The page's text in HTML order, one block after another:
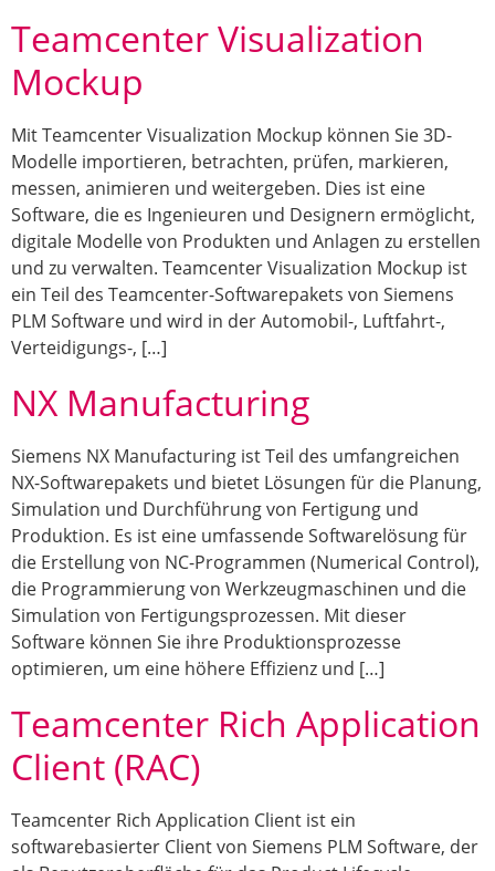
Teamcenter Visualization
Mockup
Mit Teamcenter Visualization Mockup können Sie 3D-
Modelle importieren, betrachten, prüfen, markieren,
messen, animieren und weitergeben. Dies ist eine
Software, die es Ingenieuren und Designern ermöglicht,
digitale Modelle von Produkten und Anlagen zu erstellen
und zu verwalten. Teamcenter Visualization Mockup ist
ein Teil des Teamcenter-Softwarepakets von Siemens
PLM Software und wird in der Automobil-, Luftfahrt-,
Verteidigungs-, […]
NX Manufacturing
Siemens NX Manufacturing ist Teil des umfangreichen
NX-Softwarepakets und bietet Lösungen für die Planung,
Simulation und Durchführung von Fertigung und
Produktion. Es ist eine umfassende Softwarelösung für
die Erstellung von NC-Programmen (Numerical Control),
die Programmierung von Werkzeugmaschinen und die
Simulation von Fertigungsprozessen. Mit dieser
Software können Sie ihre Produktionsprozesse
optimieren, um eine höhere Effizienz und […]
Teamcenter Rich Application
Client (RAC)
Teamcenter Rich Application Client ist ein
softwarebasierter Client von Siemens PLM Software, der